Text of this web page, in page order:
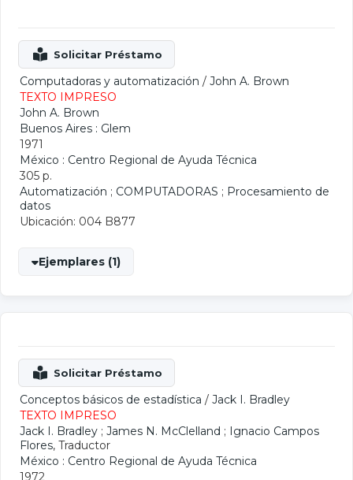
Computadoras y automatización / John A. Brown
TEXTO IMPRESO
John A. Brown
Buenos Aires : Glem
1971
México : Centro Regional de Ayuda Técnica
305 p.
Automatización ; COMPUTADORAS ; Procesamiento de
datos
Ubicación: 004 B877
Ejemplares (1)
Conceptos básicos de estadística / Jack I. Bradley
TEXTO IMPRESO
Jack I. Bradley ; James N. McClelland ; Ignacio Campos
Flores, Traductor
México : Centro Regional de Ayuda Técnica
1972